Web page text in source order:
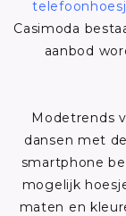
Casimoda
aanbod
Modetrends
dansen met
smartphone
mogelijk
maten en